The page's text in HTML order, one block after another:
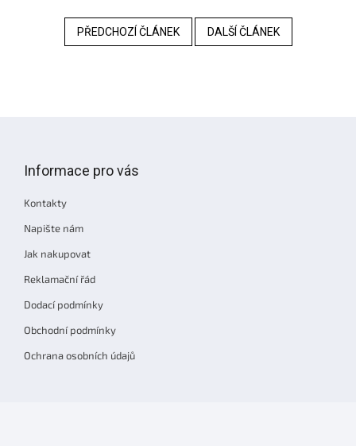
PŘEDCHOZÍ ČLÁNEK DALŠÍ ČLÁNEK
Informace pro vás
Kontakty
Napište nám
Jak nakupovat
Reklamační řád
Dodací podmínky
Obchodní podmínky
Ochrana osobních údajů